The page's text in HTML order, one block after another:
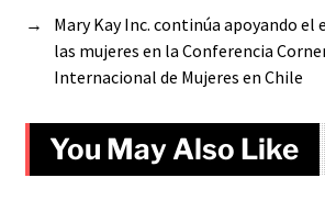
→
Mary Kay Inc. continúa apoyando
las mujeres en la Conferencia
Internacional de Mujeres en Chile
You May Also Like